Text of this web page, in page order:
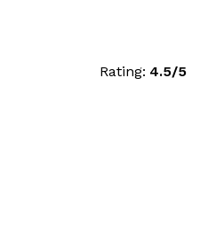
Rating: 4.5/5